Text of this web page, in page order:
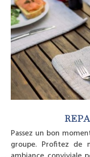
Passez un bon
groupe. Profitez de